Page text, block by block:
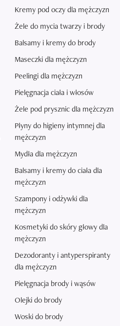
Kremy pod oczy dla mężczyzn
Żele do mycia twarzy i brody
Balsamy i kremy do brody
Maseczki dla mężczyzn
Peelingi dla mężczyzn
Pielęgnacja ciała i włosów
Żele pod prysznic dla mężczyzn
Płyny do higieny intymnej dla
mężczyzn
Mydła dla mężczyzn
Balsamy i kremy do ciała dla
mężczyzn
Szampony i odżywki dla
mężczyzn
Kosmetyki do skóry głowy dla
mężczyzn
Dezodoranty i antyperspiranty
dla mężczyzn
Pielęgnacja brody i wąsów
Olejki do brody
Woski do brody